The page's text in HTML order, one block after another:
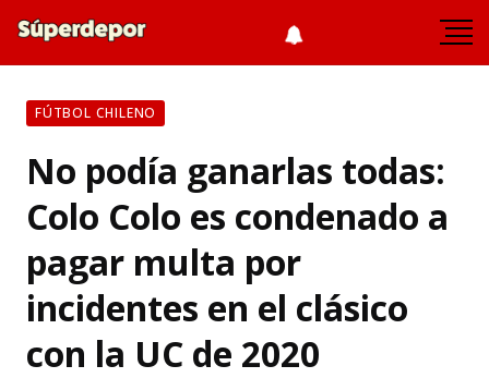
FÚTBOL CHILENO
No podía ganarlas todas:
Colo Colo es condenado a
pagar multa por
incidentes en el clásico
con la UC de 2020